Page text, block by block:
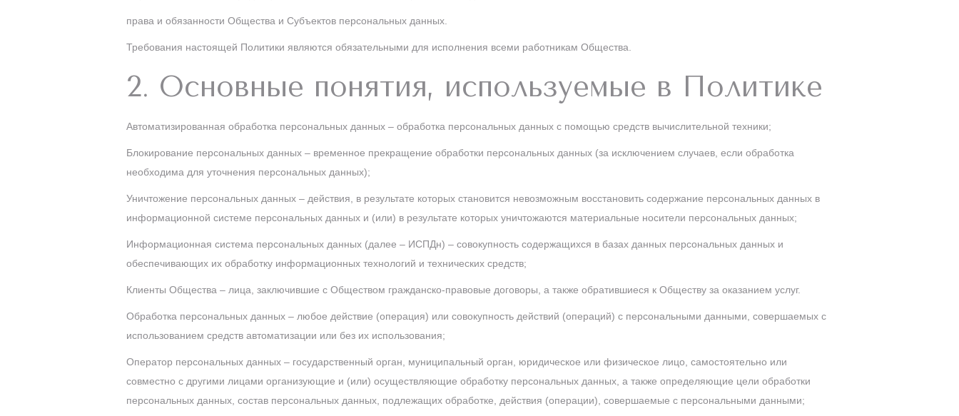
права и обязанности Общества и Субъектов персональных данных.
Требования настоящей Политики являются обязательными для исполнения всеми работникам Общества.
2. Основные понятия, используемые в Политике
Автоматизированная обработка персональных данных – обработка персональных данных с помощью средств вычислительной техники;
Блокирование персональных данных – временное прекращение обработки персональных данных (за исключением случаев, если обработка
необходима для уточнения персональных данных);
Уничтожение персональных данных – действия, в результате которых становится невозможным восстановить содержание персональных данных в
информационной системе персональных данных и (или) в результате которых уничтожаются материальные носители персональных данных;
Информационная система персональных данных (далее – ИСПДн) – совокупность содержащихся в базах данных персональных данных и
обеспечивающих их обработку информационных технологий и технических средств;
Клиенты Общества – лица, заключившие с Обществом гражданско-правовые договоры, а также обратившиеся к Обществу за оказанием услуг.
Обработка персональных данных – любое действие (операция) или совокупность действий (операций) с персональными данными, совершаемых с
использованием средств автоматизации или без их использования;
Оператор персональных данных – государственный орган, муниципальный орган, юридическое или физическое лицо, самостоятельно или
совместно с другими лицами организующие и (или) осуществляющие обработку персональных данных, а также определяющие цели обработки
персональных данных, состав персональных данных, подлежащих обработке, действия (операции), совершаемые с персональными данными;